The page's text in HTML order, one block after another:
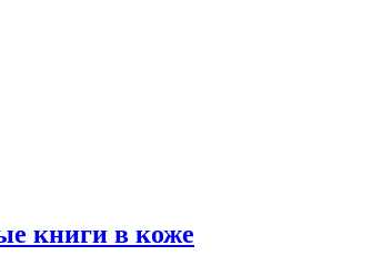
книги в коже